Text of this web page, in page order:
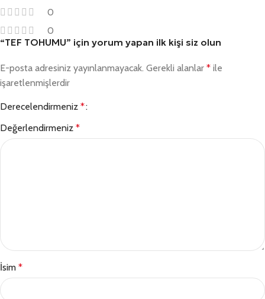
0
0
“TEF TOHUMU” için yorum yapan ilk kişi siz olun
E-posta adresiniz yayınlanmayacak. Gerekli alanlar * ile
işaretlenmişlerdir
Derecelendirmeniz *
Değerlendirmeniz *
İsim *